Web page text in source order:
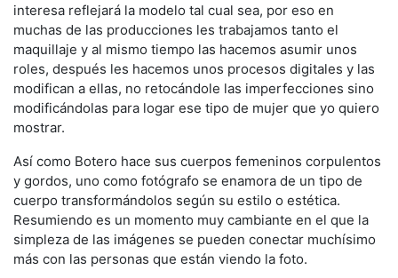
interesa reflejará la modelo tal cual sea, por eso en
muchas de las producciones les trabajamos tanto el
maquillaje y al mismo tiempo las hacemos asumir unos
roles, después les hacemos unos procesos digitales y las
modifican a ellas, no retocándole las imperfecciones sino
modificándolas para logar ese tipo de mujer que yo quiero
mostrar.
Así como Botero hace sus cuerpos femeninos corpulentos
y gordos, uno como fotógrafo se enamora de un tipo de
cuerpo transformándolos según su estilo o estética.
Resumiendo es un momento muy cambiante en el que la
simpleza de las imágenes se pueden conectar muchísimo
más con las personas que están viendo la foto.